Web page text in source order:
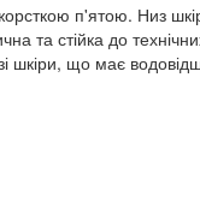
п'ятою. Низ
та стійка до
шкіри, що має